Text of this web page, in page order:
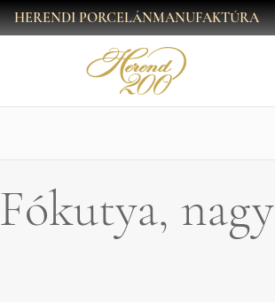
HERENDI PORCELÁNMANUFAKTÚRA
Fókutya, nagy